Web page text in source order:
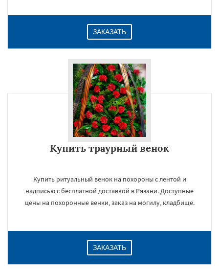
ЗАКАЗАТЬ
Купить траурный венок
Купить ритуальный венок на похороны с лентой и
надписью с бесплатной доставкой в Рязани. Доступные
цены на похоронные венки, заказ на могилу, кладбище.
ЗАКАЗАТЬ